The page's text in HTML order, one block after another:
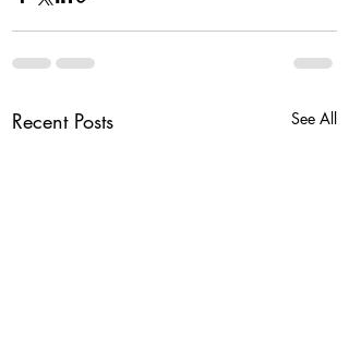
Recent Posts See All